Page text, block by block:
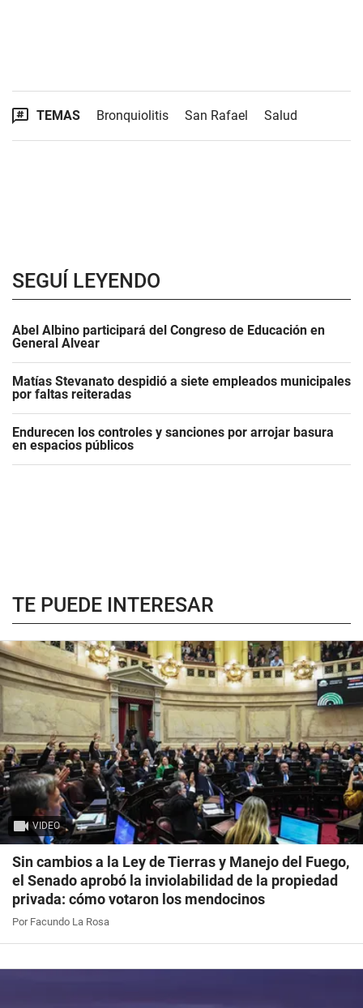
TEMAS Bronquiolitis San Rafael Salud
SEGUÍ LEYENDO
Abel Albino participará del Congreso de Educación en
General Alvear
Matías Stevanato despidió a siete empleados municipales
por faltas reiteradas
Endurecen los controles y sanciones por arrojar basura
en espacios públicos
TE PUEDE INTERESAR
VIDEO
Sin cambios a la Ley de Tierras y Manejo del Fuego,
el Senado aprobó la inviolabilidad de la propiedad
privada: cómo votaron los mendocinos
Por Facundo La Rosa